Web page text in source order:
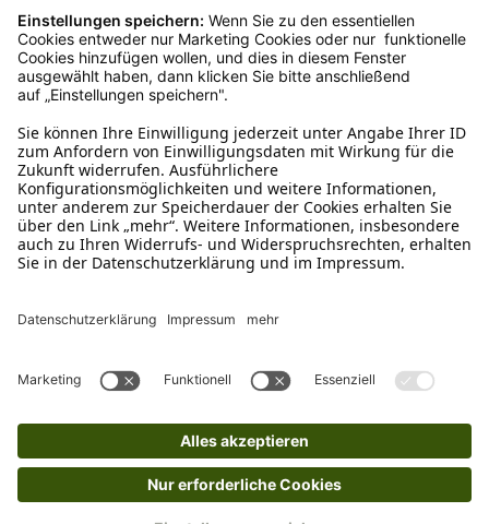
Schreibe uns
verkauf@schecker.de
WhatsApp Support
+49 1520 8997191
Tritt unserem Newsletter bei
Barrierefreiheitserklärung Impressum
© 2025 Schecker GmbH | Webdesign und -entwicklung: Web Labels